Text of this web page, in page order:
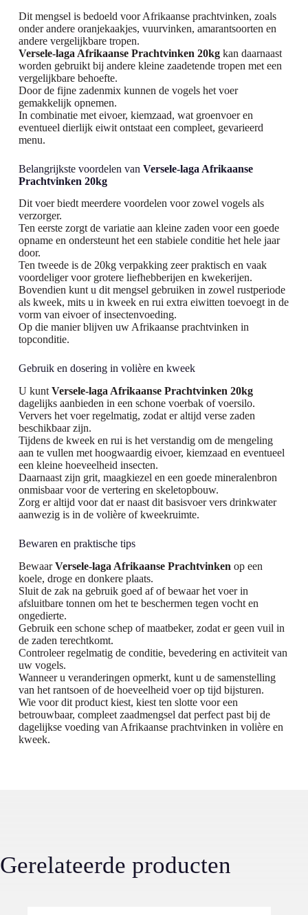
Dit mengsel is bedoeld voor Afrikaanse prachtvinken, zoals
onder andere oranjekaakjes, vuurvinken, amarantsoorten en
andere vergelijkbare tropen.
Versele-laga Afrikaanse Prachtvinken 20kgkan daarnaast
worden gebruikt bij andere kleine zaadetende tropen met een
vergelijkbare behoefte.
Door de fijne zadenmix kunnen de vogels het voer
gemakkelijk opnemen.
In combinatie met eivoer, kiemzaad, wat groenvoer en
eventueel dierlijk eiwit ontstaat een compleet, gevarieerd
menu.
Belangrijkste voordelen van Versele-laga Afrikaanse
Prachtvinken 20kg
Dit voer biedt meerdere voordelen voor zowel vogels als
verzorger.
Ten eerste zorgt de variatie aan kleine zaden voor een goede
opname en ondersteunt het een stabiele conditie het hele jaar
door.
Ten tweede is de 20kg verpakking zeer praktisch en vaak
voordeliger voor grotere liefhebberijen en kwekerijen.
Bovendien kunt u dit mengsel gebruiken in zowel rustperiode
als kweek, mits u in kweek en rui extra eiwitten toevoegt in de
vorm van eivoer of insectenvoeding.
Op die manier blijven uw Afrikaanse prachtvinken in
topconditie.
Gebruik en dosering in volière en kweek
U kunt Versele-laga Afrikaanse Prachtvinken 20kg
dagelijks aanbieden in een schone voerbak of voersilo.
Ververs het voer regelmatig, zodat er altijd verse zaden
beschikbaar zijn.
Tijdens de kweek en rui is het verstandig om de mengeling
aan te vullen met hoogwaardig eivoer, kiemzaad en eventueel
een kleine hoeveelheid insecten.
Daarnaast zijn grit, maagkiezel en een goede mineralenbron
onmisbaar voor de vertering en skeletopbouw.
Zorg er altijd voor dat er naast dit basisvoer vers drinkwater
aanwezig is in de volière of kweekruimte.
Bewaren en praktische tips
BewaarVersele-laga Afrikaanse Prachtvinken op een
koele, droge en donkere plaats.
Sluit de zak na gebruik goed af of bewaar het voer in
afsluitbare tonnen om het te beschermen tegen vocht en
ongedierte.
Gebruik een schone schep of maatbeker, zodat er geen vuil in
de zaden terechtkomt.
Controleer regelmatig de conditie, bevedering en activiteit van
uw vogels.
Wanneer u veranderingen opmerkt, kunt u de samenstelling
van het rantsoen of de hoeveelheid voer op tijd bijsturen.
Wie voor dit product kiest, kiest ten slotte voor een
betrouwbaar, compleet zaadmengsel dat perfect past bij de
dagelijkse voeding van Afrikaanse prachtvinken in volière en
kweek.
Gerelateerde producten